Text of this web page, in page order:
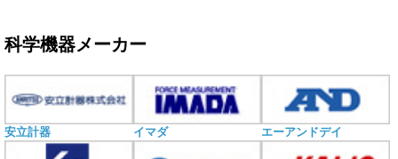
科学機器メーカー
安立計器 イマダ エーアンドデイ